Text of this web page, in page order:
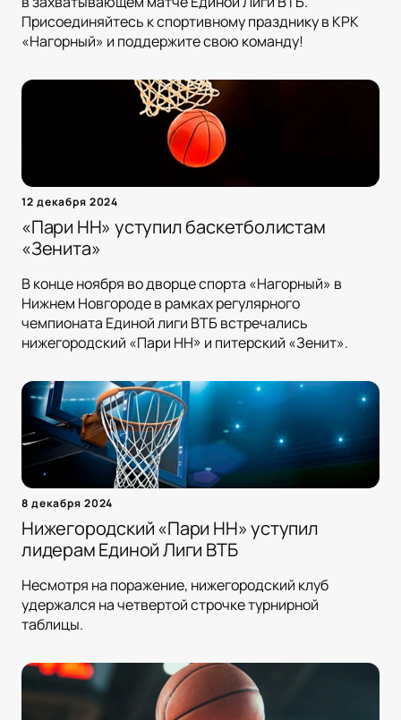
Присоединяйтесь к спортивному празднику в КРК
«Нагорный» и поддержите свою команду!
12 декабря 2024
«Пари НН» уступил баскетболистам
«Зенита»
В конце ноября во дворце спорта «Нагорный» в
Нижнем Новгороде в рамках регулярного
чемпионата Единой лиги ВТБ встречались
нижегородский «Пари НН» и питерский «Зенит».
8 декабря 2024
Нижегородский «Пари НН» уступил
лидерам Единой Лиги ВТБ
Несмотря на поражение, нижегородский клуб
удержался на четвертой строчке турнирной
таблицы.